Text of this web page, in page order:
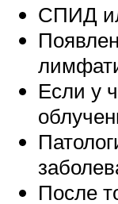
СПИД
Если у
После